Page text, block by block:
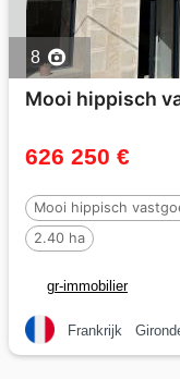
8
Mooi hippisch
626 250 €
Mooi hippisch
2.40 ha
gr-immobilier
Frankrijk